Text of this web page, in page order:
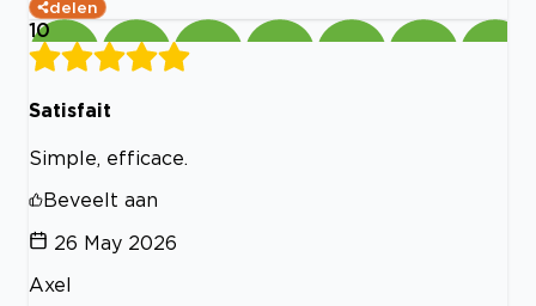
delen
10
Satisfait
Simple, efficace.
Beveelt aan
26 May 2026
Axel